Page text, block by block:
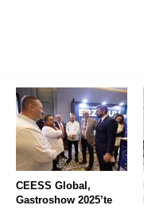
CEESS Global,
Gastroshow 2025’te